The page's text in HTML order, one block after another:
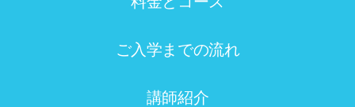
ご入学までの流れ
講師紹介